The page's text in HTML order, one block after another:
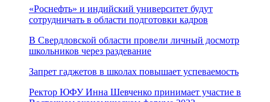
«Роснефть» и индийский университет будут
сотрудничать в области подготовки кадров
В Свердловской области провели личный досмотр
школьников через раздевание
Запрет гаджетов в школах повышает успеваемость
Ректор ЮФУ Инна Шевченко принимает участие в